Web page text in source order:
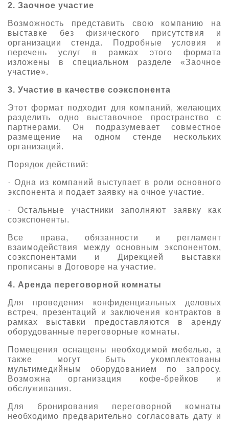
2. Заочное участие
Возможность представить свою компанию на
выставке без физического присутствия и
организации стенда. Подробные условия и
перечень услуг в рамках этого формата
изложены в специальном разделе «Заочное
участие».
3. Участие в качестве соэкспонента
Этот формат подходит для компаний, желающих
разделить одно выставочное пространство с
партнерами. Он подразумевает совместное
размещение на одном стенде нескольких
организаций.
Порядок действий:
· Одна из компаний выступает в роли основного
экспонента и подает заявку на очное участие.
· Остальные участники заполняют заявку как
соэкспоненты.
Все права, обязанности и регламент
взаимодействия между основным экспонентом,
соэкспонентами и Дирекцией выставки
прописаны в Договоре на участие.
4. Аренда переговорной комнаты
Для проведения конфиденциальных деловых
встреч, презентаций и заключения контрактов в
рамках выставки предоставляются в аренду
оборудованные переговорные комнаты.
Помещения оснащены необходимой мебелью, а
также могут быть укомплектованы
мультимедийным оборудованием по запросу.
Возможна организация кофе-брейков и
обслуживания.
Для бронирования переговорной комнаты
необходимо предварительно согласовать дату и